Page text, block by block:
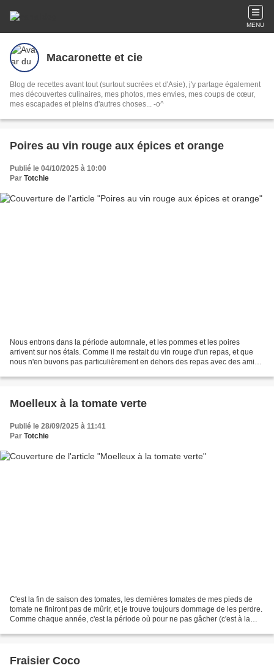
MENU
Macaronette et cie
Blog de recettes avant tout (surtout sucrées et d'Asie), j'y partage également
mes découvertes culinaires, mes photos, mes envies, mes coups de cœur,
mes escapades et pleins d'autres choses... -o^
Poires au vin rouge aux épices et orange
Publié le 04/10/2025 à 10:00
Par Totchie
Nous entrons dans la période automnale, et les pommes et les poires
arrivent sur nos étals. Comme il me restait du vin rouge d'un repas, et que
nous n'en buvons pas particulièrement en dehors des repas avec des amis
Moelleux à la tomate verte
Publié le 28/09/2025 à 11:41
Par Totchie
C'est la fin de saison des tomates, les dernières tomates de mes pieds de
tomate ne finiront pas de mûrir, et je trouve toujours dommage de les perdre.
Comme chaque année, c'est la période où pour ne pas gâcher (c'est à la
Fraisier Coco